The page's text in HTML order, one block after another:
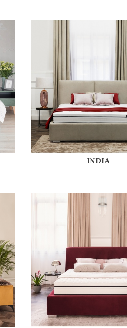
INDIA